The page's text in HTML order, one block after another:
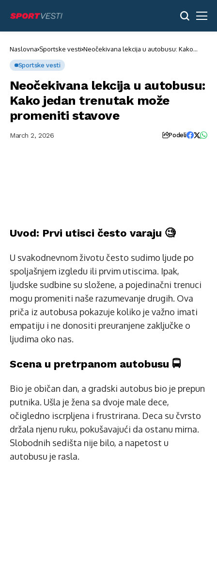
Naslovna Sportske vesti Neočekivana lekcija u autobusu: Kako
Sportske vesti
Neočekivana lekcija u autobusu:
Kako jedan trenutak može
promeniti stavove
March 2, 2026 Podeli
Uvod: Prvi utisci često varaju 🧐
U svakodnevnom životu često sudimo ljude po
spoljašnjem izgledu ili prvim utiscima. Ipak,
ljudske sudbine su složene, a pojedinačni trenuci
mogu promeniti naše razumevanje drugih. Ova
priča iz autobusa pokazuje koliko je važno imati
empatiju i ne donositi preuranjene zaključke o
ljudima oko nas.
Scena u pretrpanom autobusu 🚍
Bio je običan dan, a gradski autobus bio je prepun
putnika. Ušla je žena sa dvoje male dece,
očigledno iscrpljena i frustrirana. Deca su čvrsto
držala njenu ruku, pokušavajući da ostanu mirna.
Slobodnih sedišta nije bilo, a napetost u
autobusu je rasla.